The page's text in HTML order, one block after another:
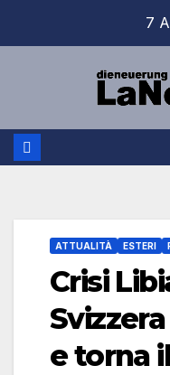
7
ATTUALITÀ ESTERI
Crisi
e torna